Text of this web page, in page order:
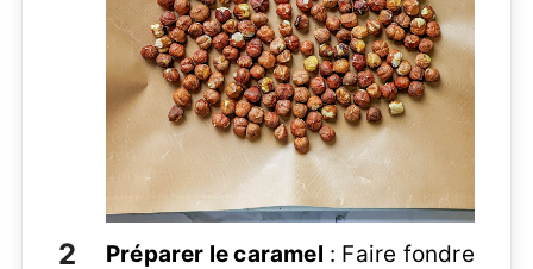
Préparer le caramel : Faire fondre